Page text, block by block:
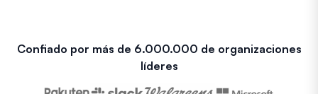
Confiado por más de 6.000.000 de organizaciones
líderes